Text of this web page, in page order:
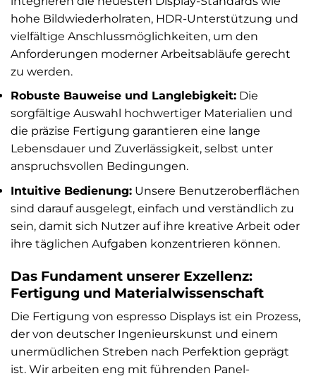
hohe Bildwiederholraten, HDR-Unterstützung und
vielfältige Anschlussmöglichkeiten, um den
Anforderungen moderner Arbeitsabläufe gerecht
zu werden.
Robuste Bauweise und Langlebigkeit: Die
sorgfältige Auswahl hochwertiger Materialien und
die präzise Fertigung garantieren eine lange
Lebensdauer und Zuverlässigkeit, selbst unter
anspruchsvollen Bedingungen.
Intuitive Bedienung: Unsere Benutzeroberflächen
sind darauf ausgelegt, einfach und verständlich zu
sein, damit sich Nutzer auf ihre kreative Arbeit oder
ihre täglichen Aufgaben konzentrieren können.
Das Fundament unserer Exzellenz:
Fertigung und Materialwissenschaft
Die Fertigung von espresso Displays ist ein Prozess,
der von deutscher Ingenieurskunst und einem
unermüdlichen Streben nach Perfektion geprägt
ist. Wir arbeiten eng mit führenden Panel-